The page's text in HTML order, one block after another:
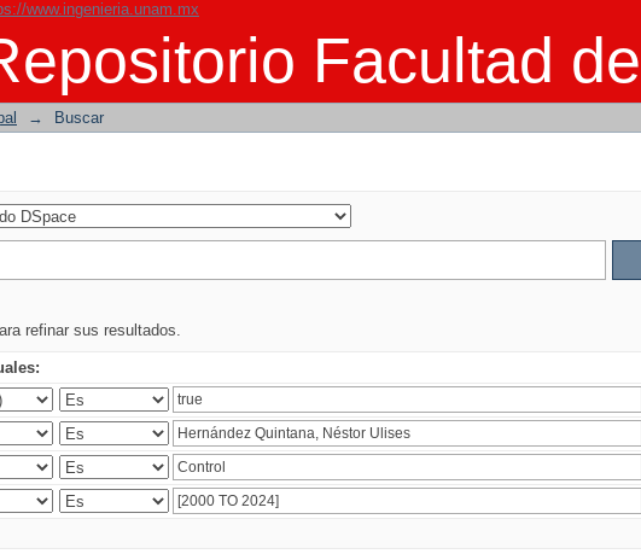
www.ingenieria.unam.mx
Facultad
→ Buscar
refinar sus resultados.